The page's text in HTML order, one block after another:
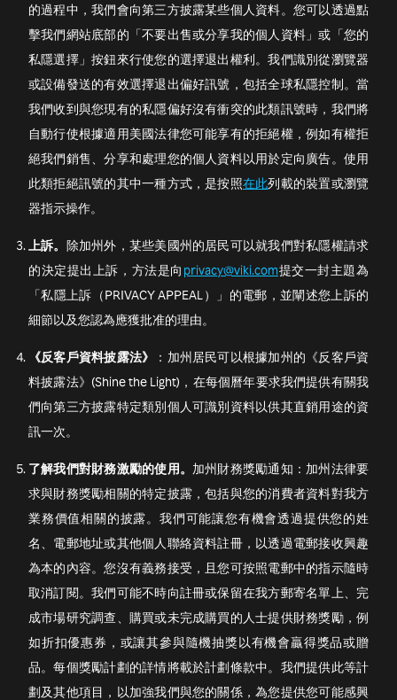
的過程中，我們會向第三方披露某些個人資料。您可以透過點
擊我們網站底部的「不要出售或分享我的個人資料」或「您的
私隱選擇」按鈕來行使您的選擇退出權利。我們識別從瀏覽器
或設備發送的有效選擇退出偏好訊號，包括全球私隱控制。當
我們收到與您現有的私隱偏好沒有衝突的此類訊號時，我們將
自動行使根據適用美國法律您可能享有的拒絕權，例如有權拒
絕我們銷售、分享和處理您的個人資料以用於定向廣告。使用
此類拒絕訊號的其中一種方式，是按照在此列載的裝置或瀏覽
器指示操作。
上訴。 除加州外，某些美國州的居民可以就我們對私隱權請求
的決定提出上訴，方法是向 privacy@viki.com提交一封主題為
「私隱上訴（PRIVACY APPEAL）」的電郵，並闡述您上訴的
細節以及您認為應獲批准的理由。
《反客戶資料披露法》
：加州居民可以根據加州的《反客戶資
料披露法》(Shine the Light)，在每個曆年要求我們提供有關我
們向第三方披露特定類別個人可識別資料以供其直銷用途的資
訊一次。
了解我們對財務激勵的使用。 加州財務獎勵通知：加州法律要
求與財務獎勵相關的特定披露，包括與您的消費者資料對我方
業務價值相關的披露。我們可能讓您有機會透過提供您的姓
名、電郵地址或其他個人聯絡資料註冊，以透過電郵接收興趣
為本的內容。您沒有義務接受，且您可按照電郵中的指示隨時
取消訂閱。我們可能不時向註冊或保留在我方郵寄名單上、完
成市場研究調查、購買或未完成購買的人士提供財務獎勵，例
如折扣優惠券，或讓其參與隨機抽獎以有機會贏得獎品或贈
品。每個獎勵計劃的詳情將載於計劃條款中。我們提供此等計
劃及其他項目，以加強我們與您的關係，為您提供您可能感興